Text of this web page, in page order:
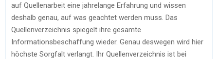
auf Quellenarbeit eine jahrelange Erfahrung und wissen
deshalb genau, auf was geachtet werden muss. Das
Quellenverzeichnis spiegelt ihre gesamte
Informationsbeschaffung wieder. Genau deswegen wird hier
höchste Sorgfalt verlangt. Ihr Quellenverzeichnis ist bei